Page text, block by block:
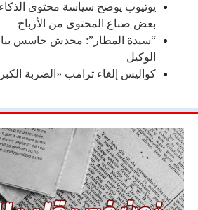
يوتيوب يوضح سياسة محتوى
بعض صناع المحتوى من الأرباح
“سيدة المطار”: محدش حاسس بيا
الوكيل
كواليس إلغاء ترامب «الضربة